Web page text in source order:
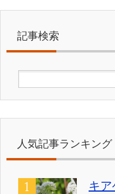
記事検索
人気記事ランキング
キ